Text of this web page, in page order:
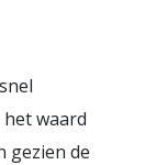
waard
gezien de